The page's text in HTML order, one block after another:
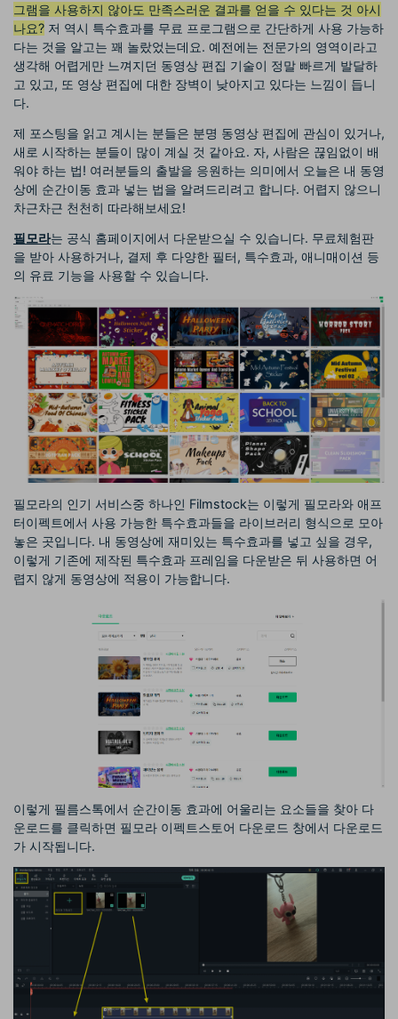
그램을 사용하지 않아도 만족스러운 결과를 얻을 수 있다는 것 아시
나요? 저 역시 특수효과를 무료 프로그램으로 간단하게 사용 가능하
다는 것을 알고는 꽤 놀랐었는데요. 예전에는 전문가의 영역이라고
생각해 어렵게만 느껴지던 동영상 편집 기술이 정말 빠르게 발달하
고 있고, 또 영상 편집에 대한 장벽이 낮아지고 있다는 느낌이 듭니
다.
제 포스팅을 읽고 계시는 분들은 분명 동영상 편집에 관심이 있거나,
새로 시작하는 분들이 많이 계실 것 같아요. 자, 사람은 끊임없이 배
워야 하는 법! 여러분들의 출발을 응원하는 의미에서 오늘은 내 동영
상에 순간이동 효과 넣는 법을 알려드리려고 합니다. 어렵지 않으니
차근차근 천천히 따라해보세요!
필모라는 공식 홈페이지에서 다운받으실 수 있습니다. 무료체험판
을 받아 사용하거나, 결제 후 다양한 필터, 특수효과, 애니매이션 등
의 유료 기능을 사용할 수 있습니다.
필모라의 인기 서비스중 하나인 Filmstock는 이렇게 필모라와 애프
터이펙트에서 사용 가능한 특수효과들을 라이브러리 형식으로 모아
놓은 곳입니다. 내 동영상에 재미있는 특수효과를 넣고 싶을 경우,
이렇게 기존에 제작된 특수효과 프레임을 다운받은 뒤 사용하면 어
렵지 않게 동영상에 적용이 가능합니다.
이렇게 필름스톡에서 순간이동 효과에 어울리는 요소들을 찾아 다
운로드를 클릭하면 필모라 이펙트스토어 다운로드 창에서 다운로드
가 시작됩니다.